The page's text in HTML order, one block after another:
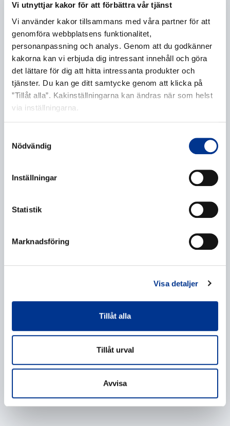
Vi utnyttjar kakor för att förbättra vår tjänst
Vi använder kakor tillsammans med våra partner för att
genomföra webbplatsens funktionalitet,
personanpassning och analys. Genom att du godkänner
kakorna kan vi erbjuda dig intressant innehåll och göra
det lättare för dig att hitta intressanta produkter och
tjänster. Du kan ge ditt samtycke genom att klicka på
”Tillåt alla”. Kakinställningarna kan ändras när som helst
via inställningarna.
Nödvändig
Inställningar
Statistik
Marknadsföring
Visa detaljer
Tillåt alla
Tillåt urval
Avvisa
Företag *
E-post *
Ytterligare information
personuppgifter enligt beskrivningen i